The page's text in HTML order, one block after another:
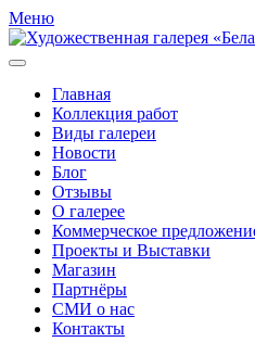
Меню
Главная
Коллекция работ
Виды галереи
Новости
Блог
Отзывы
О галерее
Коммерческое
Проекты и Выставки
Магазин
Партнёры
СМИ о нас
Контакты